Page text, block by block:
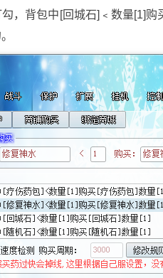
，背包中[回城石]﹤数量[1]